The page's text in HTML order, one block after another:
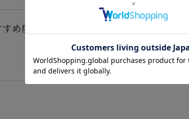
すめ度 : 美味しい材料確保大